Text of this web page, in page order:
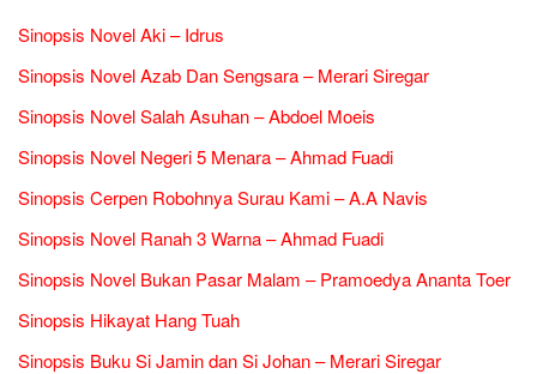
Sinopsis Novel Aki – Idrus
Sinopsis Novel Azab Dan Sengsara – Merari Siregar
Sinopsis Novel Salah Asuhan – Abdoel Moeis
Sinopsis Novel Negeri 5 Menara – Ahmad Fuadi
Sinopsis Cerpen Robohnya Surau Kami – A.A Navis
Sinopsis Novel Ranah 3 Warna – Ahmad Fuadi
Sinopsis Novel Bukan Pasar Malam – Pramoedya Ananta Toer
Sinopsis Hikayat Hang Tuah
Sinopsis Buku Si Jamin dan Si Johan – Merari Siregar